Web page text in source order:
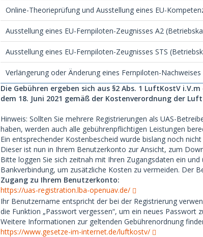
Online-Theorieprüfung und Ausstellung eines EU-
Ausstellung eines EU-Fernpiloten-Zeugnisses A2
Ausstellung eines EU-Fernpiloten-Zeugnisses STS
Verlängerung oder Änderung eines Fernpiloten-Nachweises
Die Gebühren ergeben sich aus §2 Abs. 1 LuftKostV
dem 18. Juni 2021 gemäß der Kostenverordnung der
Hinweis: Sollten Sie mehrere Registrierungen als UAS-
haben, werden auch alle gebührenpflichtigen Leistungen
Ein entsprechender Kostenbescheid wurde bislang noch
Dieser ist nun in Ihrem Benutzerkonto zur Ansicht, zum
Bitte loggen Sie sich zeitnah mit Ihren Zugangsdaten ein
Bankverbindung, um zusätzliche Kosten zu vermeiden. Der
Zugang zu Ihrem Benutzerkonto:
https://uas-registration.lba-openuav.de/
Ihr Benutzername entspricht der bei der Registrierung
die Funktion „Passwort vergessen“, um ein neues Passwort
Weitere Informationen zur geltenden Gebührenordnung
https://www.gesetze-im-internet.de/luftkostv/